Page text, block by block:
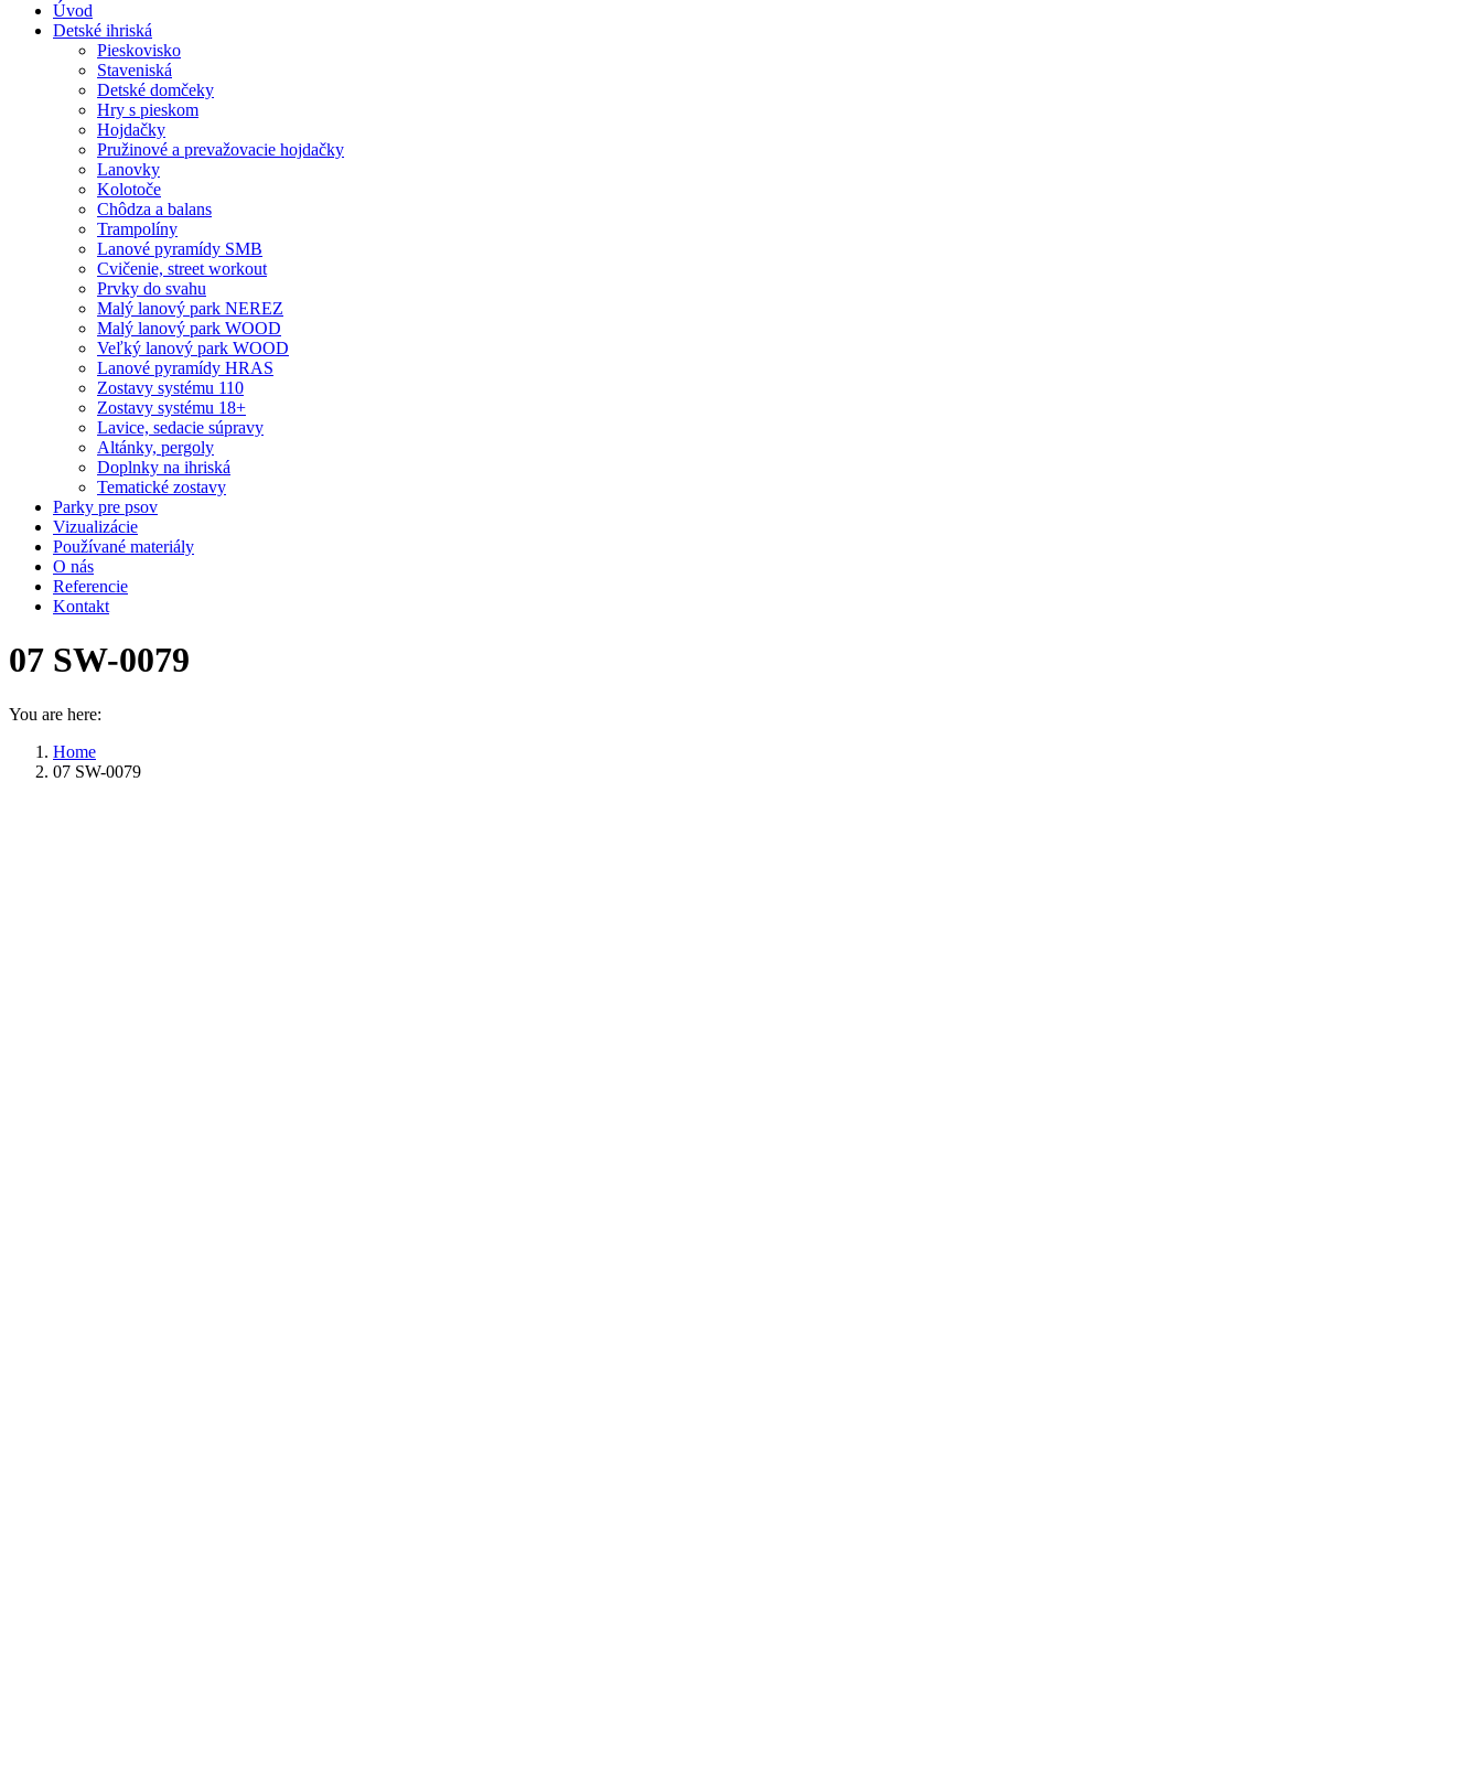
Úvod
Detské ihriská
Pieskovisko
Staveniská
Detské domčeky
Hry s pieskom
Hojdačky
Pružinové a prevažovacie hojdačky
Lanovky
Kolotoče
Chôdza a balans
Trampolíny
Lanové pyramídy SMB
Cvičenie, street workout
Prvky do svahu
Malý lanový park NEREZ
Malý lanový park WOOD
Veľký lanový park WOOD
Lanové pyramídy HRAS
Zostavy systému 110
Zostavy systému 18+
Lavice, sedacie súpravy
Altánky, pergoly
Doplnky na ihriská
Tematické zostavy
Parky pre psov
Vizualizácie
Používané materiály
O nás
Referencie
Kontakt
07 SW-0079
You are here:
Home
07 SW-0079